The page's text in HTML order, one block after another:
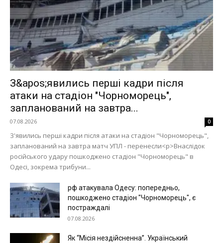
Меню
З&apos;явились перші кадри після
атаки на стадіон "Чорноморець",
запланований на завтра...
07.08.2026 0
З'явились перші кадри після атаки на стадіон "Чорноморець",
запланований на завтра матч УПЛ - перенесли<p>Внаслідок
російського удару пошкоджено стадіон "Чорноморець" в
Одесі, зокрема трибуни...
рф атакувала Одесу: попередньо,
пошкоджено стадіон "Чорноморець", є
постраждалі
07.08.2026
Як “Місія нездійсненна”. Український